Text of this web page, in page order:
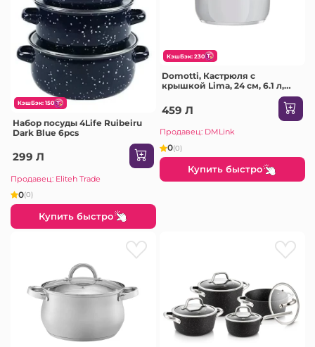
КэшБэк: 150
Набор посуды 4Life Ruibeiru
Dark Blue 6pcs
299 Л
Продавец: Eliteh Trade
0(0)
Купить быстро
КэшБэк: 230
Domotti, Кастрюля с
крышкой Lima, 24 см, 6.1 л,
закаленное стекло
459 Л
Продавец: DMLink
0(0)
Купить быстро